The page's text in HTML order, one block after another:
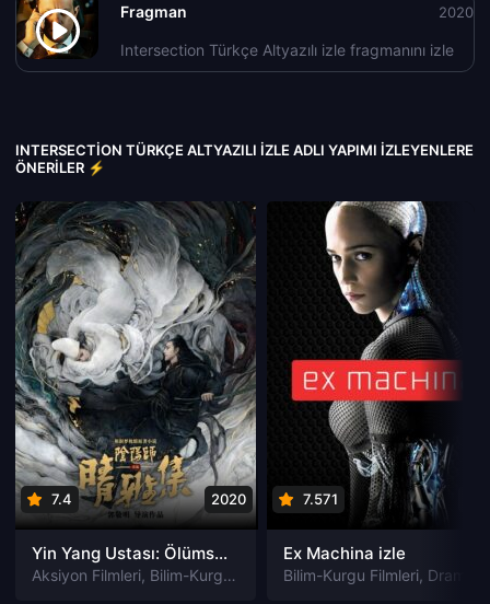
Fragman
Intersection Türkçe Altyazılı izle fragmanını izle
2020
INTERSECTION TÜRKÇE ALTYAZILI IZLE ADLI YAPIMI İZLEYENLERE
ÖNERILER ⚡
7.4 2020
Yin Yang Ustası: Ölümsüzlük Rüyası izle
Aksiyon Filmleri, Bilim-Kurgu Filmleri ,Dram Filmleri,Fantastik
7.571
Ex Machina izle
Bilim-Kurgu Filmleri, Dram Filmleri